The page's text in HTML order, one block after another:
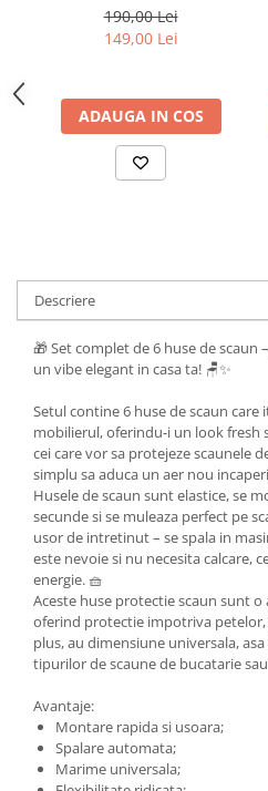
inchis
190,00 Lei
149,00 Lei
ADAUGA IN COS
Descriere
🎁 Set complet de 6 huse de
un vibe elegant in casa ta! 🪑✨
Setul contine 6 huse de scaun
mobilierul, oferindu-i un look fresh
cei care vor sa protejeze scaunele
simplu sa aduca un aer nou
Husele de scaun sunt elastice, se
secunde si se muleaza perfect pe
usor de intretinut – se spala in
este nevoie si nu necesita calcare,
energie. 🧺
Aceste huse protectie scaun sunt o
oferind protectie impotriva
plus, au dimensiune universala,
tipurilor de scaune de bucatarie
Avantaje:
Montare rapida si usoara;
Spalare automata;
Marime universala;